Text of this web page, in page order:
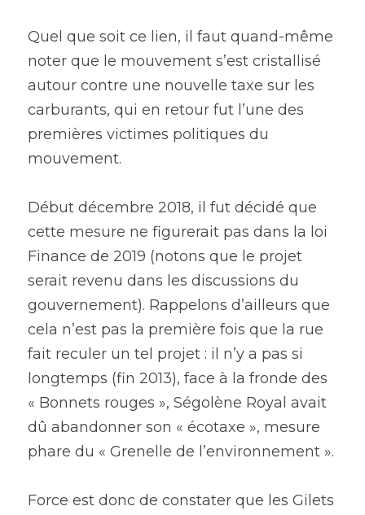
Quel que soit ce lien, il faut quand-même
noter que le mouvement s’est cristallisé
autour contre une nouvelle taxe sur les
carburants, qui en retour fut l’une des
premières victimes politiques du
mouvement.
Début décembre 2018, il fut décidé que
cette mesure ne figurerait pas dans la loi
Finance de 2019 (notons que le projet
serait revenu dans les discussions du
gouvernement). Rappelons d’ailleurs que
cela n’est pas la première fois que la rue
fait reculer un tel projet : il n’y a pas si
longtemps (fin 2013), face à la fronde des
« Bonnets rouges », Ségolène Royal avait
dû abandonner son « écotaxe », mesure
phare du « Grenelle de l’environnement ».
Force est donc de constater que les Gilets